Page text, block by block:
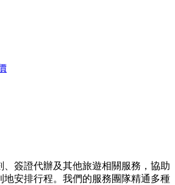
、簽證代辦及其他旅遊相關服務，協助
地安排行程。我們的服務團隊精通多種